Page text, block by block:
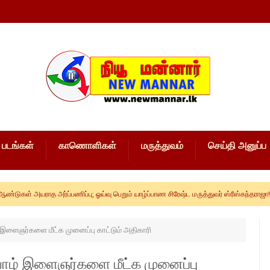
படங்கள் காணொளிகள் மருத்துவம் செய்தி அனுப்ப
அர்ப்பணிப்பு; ஓய்வு பெறும் யாழ்ப்பாண சிரேஷ்ட மருத்துவர் ஸ்ரீஸ்கந்தராஜா!
மீட்க முனைப்பு காட்டும் அதிகாரி
இளைஞர்களை மீட்க முனைப்பு